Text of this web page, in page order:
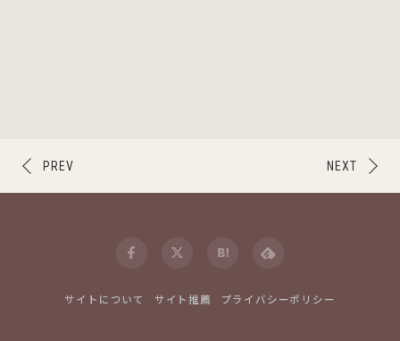
NEXT
PREV
サイトについて サイト推薦 プライバシーポリシー